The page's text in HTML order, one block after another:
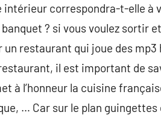
correspondra-t-elle à
? si vous voulez sortir
restaurant qui joue des mp3
il est important de
à l’honneur la cuisine
… Car sur le plan